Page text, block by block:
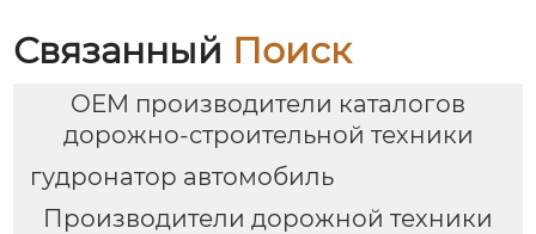
Связанный Поиск
OEM производители каталогов
дорожно-строительной техники
гудронатор автомобиль
Производители дорожной техники